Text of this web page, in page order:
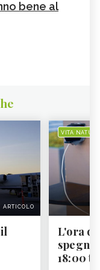
bene al
ARTICOLO
VITA
L'ora
18:00 ti